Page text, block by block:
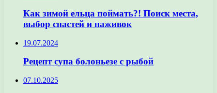
Как зимой ельца поймать?! Поиск места,
выбор снастей и наживок
19.07.2024
Рецепт супа болоньезе с рыбой
07.10.2025